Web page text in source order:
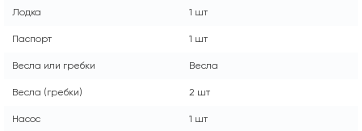
Лодка 1 шт
Паспорт 1 шт
Весла или гребки Весла
Весла (гребки) 2 шт
Насос 1 шт